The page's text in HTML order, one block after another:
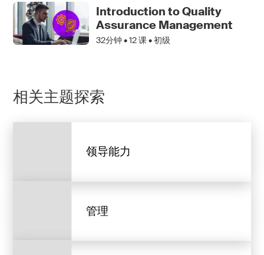
Introduction to Quality
Assurance Management
32分钟 •12课 • 初级
相关主题探索
领导能力
管理